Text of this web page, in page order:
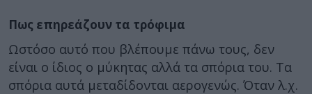
Πως επηρεάζουν τα τρόφιμα
Ωστόσο αυτό που βλέπουμε πάνω τους, δεν
είναι ο ίδιος ο μύκητας αλλά τα σπόρια του. Τα
σπόρια αυτά μεταδίδονται αερογενώς. Όταν λ.χ.